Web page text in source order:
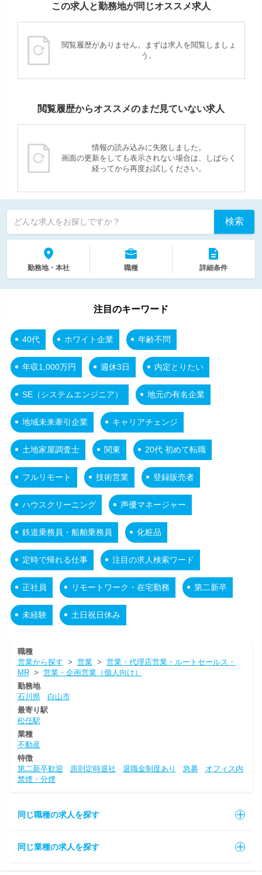
この求人と勤務地が同じオススメ求人
閲覧履歴がありません。まずは求人を閲覧しましょ
う。
閲覧履歴からオススメのまだ見ていない求人
情報の読み込みに失敗しました。
画面の更新をしても表示されない場合は、しばらく
経ってから再度お試しください。
どんな求人をお探しですか？ 検索
勤務地・本社 職種 詳細条件
注目のキーワード
40代 ホワイト企業 年齢不問
年収1,000万円 週休3日 内定とりたい
SE（システムエンジニア） 地元の有名企業
地域未来牽引企業 キャリアチェンジ
土地家屋調査士 関東 20代 初めて転職
フルリモート 技術営業 登録販売者
ハウスクリーニング 声優マネージャー
鉄道乗務員・船舶乗務員 化粧品
定時で帰れる仕事 注目の求人検索ワード
正社員 リモートワーク・在宅勤務 第二新卒
未経験 土日祝日休み
職種
営業から探す > 営業> 営業・代理店営業・ルートセールス・
MR> 営業・企画営業（個人向け）
勤務地
石川県
白山市
最寄り駅
松任駅
業種
不動産
特徴
第二新卒歓迎
原則定時退社 退職金制度あり 急募
オフィス内
禁煙・分煙
同じ職種の求人を探す
同じ業種の求人を探す